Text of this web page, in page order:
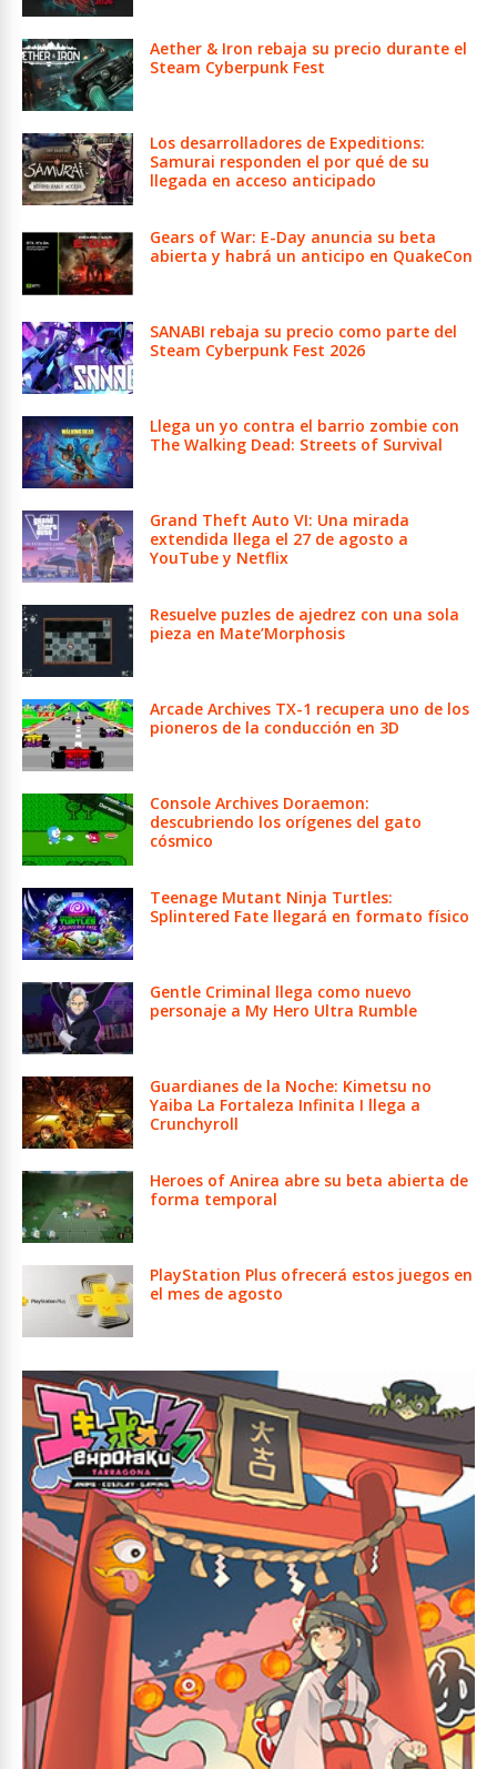
Aether & Iron rebaja su precio durante el
Steam Cyberpunk Fest
Los desarrolladores de Expeditions:
Samurai responden el por qué de su
llegada en acceso anticipado
Gears of War: E-Day anuncia su beta
abierta y habrá un anticipo en QuakeCon
SANABI rebaja su precio como parte del
Steam Cyberpunk Fest 2026
Llega un yo contra el barrio zombie con
The Walking Dead: Streets of Survival
Grand Theft Auto VI: Una mirada
extendida llega el 27 de agosto a
YouTube y Netflix
Resuelve puzles de ajedrez con una sola
pieza en Mate’Morphosis
Arcade Archives TX-1 recupera uno de los
pioneros de la conducción en 3D
Console Archives Doraemon:
descubriendo los orígenes del gato
cósmico
Teenage Mutant Ninja Turtles:
Splintered Fate llegará en formato físico
Gentle Criminal llega como nuevo
personaje a My Hero Ultra Rumble
Guardianes de la Noche: Kimetsu no
Yaiba La Fortaleza Infinita I llega a
Crunchyroll
Heroes of Anirea abre su beta abierta de
forma temporal
PlayStation Plus ofrecerá estos juegos en
el mes de agosto